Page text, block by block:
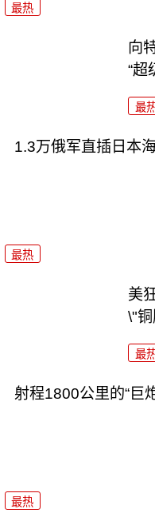
最热
向
“超
最
1.3万俄军直插日本
最热
美
\"
最
射程1800公里的“巨
最热